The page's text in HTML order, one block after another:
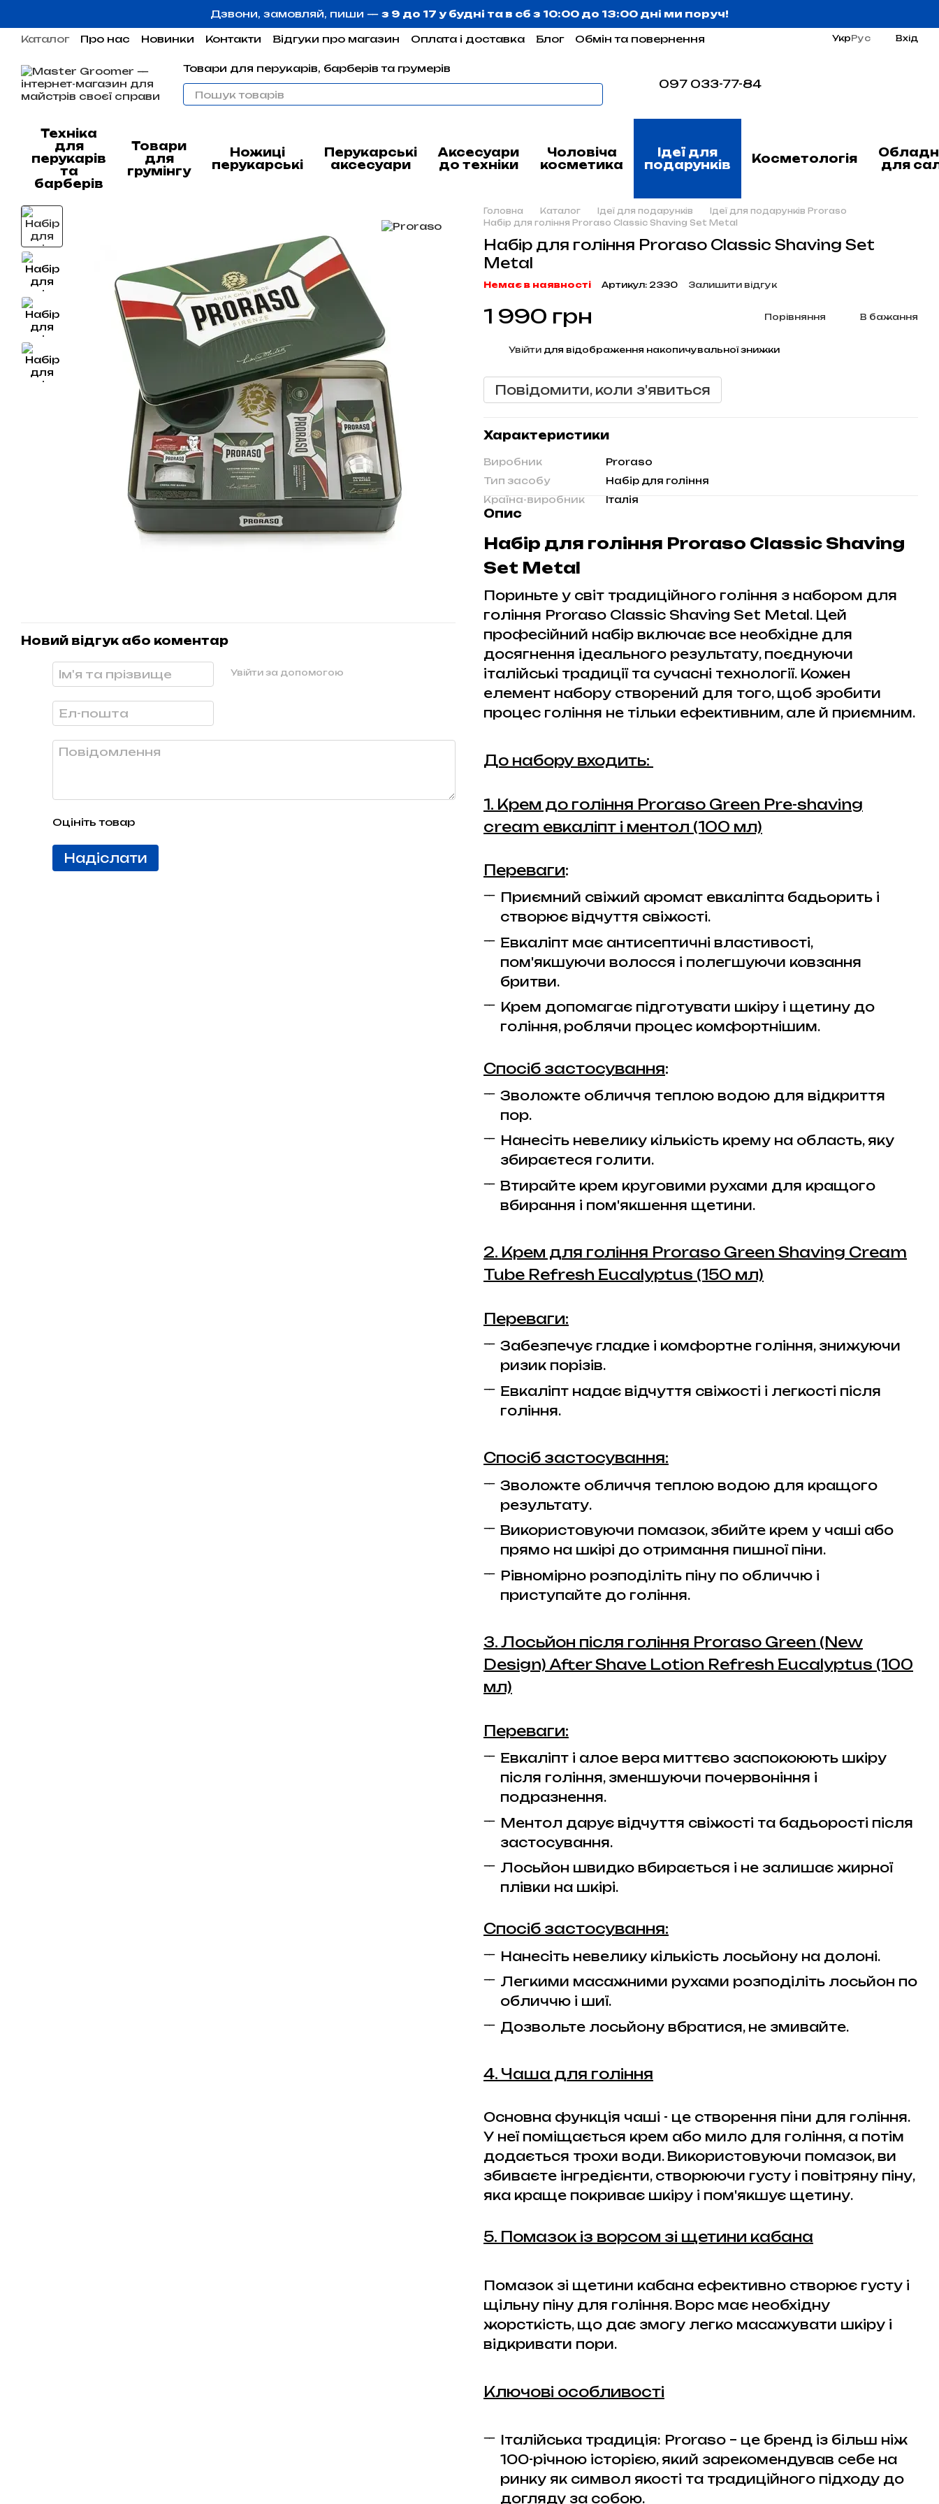
Дзвони, замовляй, пиши — з 9 до 17 у будні та в сб з 10:00 до 13:00 дні ми поруч!
Каталог Про нас Новинки Контакти Відгуки про магазин Оплата і доставка Блог
Обмін та повернення
УкрРус Вхід
Товари для перукарів, барберів та грумерів
097 033-77-84
Техніка
для
перукарів
та
барберів
Товари
для
грумінгу
Ножиці
перукарські
Перукарські
аксесуари
Аксесуари
до техніки
Чоловіча
косметика
Ідеї для
подарунків
Косметологія
для
Новий відгук або коментар
Увійти за допомогою
Оцініть товар
Надіслати
Головна Каталог Ідеї для подарунків
Ідеї для подарунків Proraso
Набір для гоління Proraso Classic Shaving Set Metal
Набір для гоління Proraso Classic Shaving Set
Metal
Немає в наявності Артикул: 2330 Залишити відгук
1 990 грн Порівняння В бажання
Увійти для відображення накопичувальної знижки
Повідомити, коли з'явиться
Характеристики
Виробник
Proraso
Тип засобу
Набір для гоління
Країна-виробник
Італія
Опис
Набір для гоління Proraso Classic Shaving
Set Metal
Пориньте у світ традиційного гоління з набором для
гоління Proraso Classic Shaving Set Metal. Цей
професійний набір включає все необхідне для
досягнення ідеального результату, поєднуючи
італійські традиції та сучасні технології. Кожен
елемент набору створений для того, щоб зробити
процес гоління не тільки ефективним, але й приємним.
До набору входить:
1. Крем до гоління Proraso Green Pre-shaving
cream евкаліпт і ментол (100 мл)
Переваги:
Приємний свіжий аромат евкаліпта бадьорить і
створює відчуття свіжості.
Евкаліпт має антисептичні властивості,
пом'якшуючи волосся і полегшуючи ковзання
бритви.
Крем допомагає підготувати шкіру і щетину до
гоління, роблячи процес комфортнішим.
Спосіб застосування:
Зволожте обличчя теплою водою для відкриття
пор.
Нанесіть невелику кількість крему на область, яку
збираєтеся голити.
Втирайте крем круговими рухами для кращого
вбирання і пом'якшення щетини.
2. Крем для гоління Proraso Green Shaving Cream
Tube Refresh Eucalyptus (150 мл)
Переваги:
Забезпечує гладке і комфортне гоління, знижуючи
ризик порізів.
Евкаліпт надає відчуття свіжості і легкості після
гоління.
Спосіб застосування:
Зволожте обличчя теплою водою для кращого
результату.
Використовуючи помазок, збийте крем у чаші або
прямо на шкірі до отримання пишної піни.
Рівномірно розподіліть піну по обличчю і
приступайте до гоління.
3. Лосьйон після гоління Proraso Green (New
Design) After Shave Lotion Refresh Eucalyptus (100
мл)
Переваги:
Евкаліпт і алое вера миттєво заспокоюють шкіру
після гоління, зменшуючи почервоніння і
подразнення.
Ментол дарує відчуття свіжості та бадьорості після
застосування.
Лосьйон швидко вбирається і не залишає жирної
плівки на шкірі.
Спосіб застосування:
Нанесіть невелику кількість лосьйону на долоні.
Легкими масажними рухами розподіліть лосьйон по
обличчю і шиї.
Дозвольте лосьйону вбратися, не змивайте.
4. Чаша для гоління
Основна функція чаші - це створення піни для гоління.
У неї поміщається крем або мило для гоління, а потім
додається трохи води. Використовуючи помазок, ви
збиваєте інгредієнти, створюючи густу і повітряну піну,
яка краще покриває шкіру і пом'якшує щетину.
5. Помазок із ворсом зі щетини кабана
Помазок зі щетини кабана ефективно створює густу і
щільну піну для гоління. Ворс має необхідну
жорсткість, що дає змогу легко масажувати шкіру і
відкривати пори.
Ключові особливості
Італійська традиція: Proraso – це бренд із більш ніж
100-річною історією, який зарекомендував себе на
ринку як символ якості та традиційного підходу до
догляду за собою.